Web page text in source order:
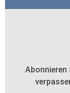
Abonnieren